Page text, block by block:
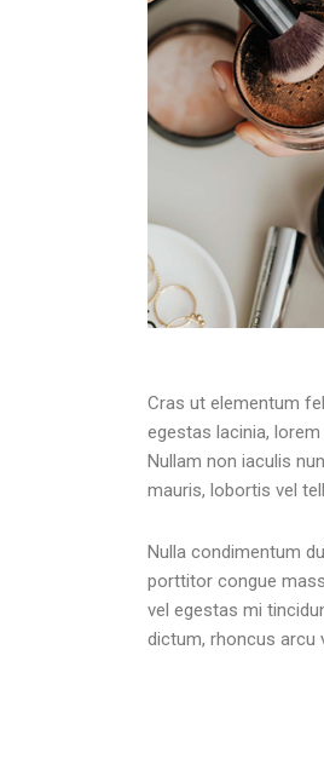
Cras ut elementum
egestas lacinia,
Nullam non iaculis
mauris, lobortis vel
Nulla condimentum
porttitor congue
vel egestas mi
dictum, rhoncus arcu